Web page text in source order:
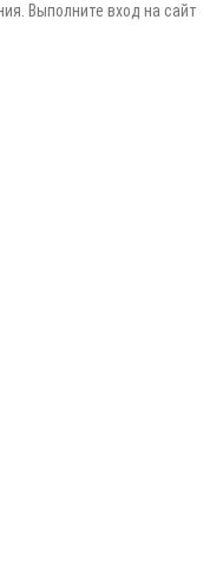
Выполните вход на сайт